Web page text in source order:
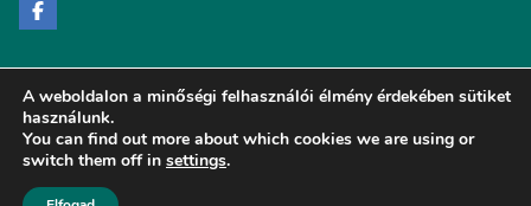
Copyright © 2024 csakapeca.hu. Minden jog fenntartva.
Általános Szerződési Feltételek
Adatkezelési Nyilatkozat
A weboldalon a minőségi felhasználói élmény érdekében sütiket
használunk.
You can find out more about which cookies we are using or
switch them off in settings.